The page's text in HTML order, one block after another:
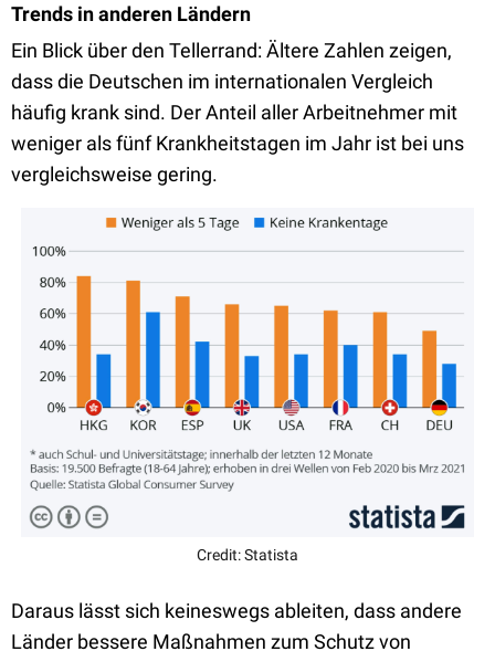
Trends in anderen Ländern
Ein Blick über den Tellerrand: Ältere Zahlen zeigen,
dass die Deutschen im internationalen Vergleich
häufig krank sind. Der Anteil aller Arbeitnehmer mit
weniger als fünf Krankheitstagen im Jahr ist bei uns
vergleichsweise gering.
Credit: Statista
Daraus lässt sich keineswegs ableiten, dass andere
Länder bessere Maßnahmen zum Schutz von